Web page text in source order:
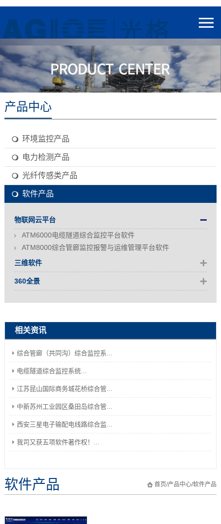
产品中心
环境监控产品
电力检测产品
光纤传感类产品
软件产品
物联网云平台
ATM6000电缆隧道综合监控平台软件
ATM8000综合管廊监控报警与运维管理平台软件
三维软件
360全景
相关资讯
综合管廊（共同沟）综合监控系...
电缆隧道综合监控系统...
江苏昆山国际商务城花桥综合管...
中新苏州工业园区桑田岛综合管...
西安三星电子输配电线路综合监...
我司又获五项软件著作权！...
首页/产品中心/软件产品
软件产品